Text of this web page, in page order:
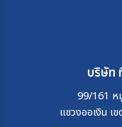
02 ธ.ค. 69 - 05 ธ.ค. 69
12 ธ.ค. 69 - 15 ธ.ค. 69
15 ธ.ค. 69 - 18 ธ.ค. 69
บริษัท
99/161 ห
แขวงออเงิน เ